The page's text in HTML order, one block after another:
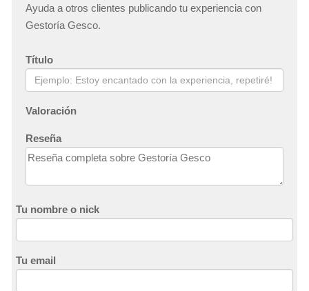
Ayuda a otros clientes publicando tu experiencia con
Gestoría Gesco.
Título
Valoración
Reseña
Tu nombre o nick
Tu email